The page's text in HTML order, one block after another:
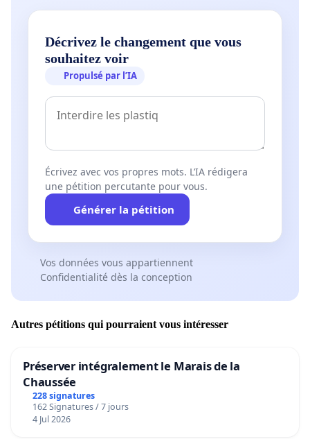
Décrivez le changement que vous
souhaitez voir
Propulsé par l’IA
Écrivez avec vos propres mots. L’IA rédigera
une pétition percutante pour vous.
Générer la pétition
Vos données vous appartiennent
Confidentialité dès la conception
Autres pétitions qui pourraient vous intéresser
Préserver intégralement le Marais de la
Chaussée
228 signatures
162 Signatures / 7 jours
4 Jul 2026